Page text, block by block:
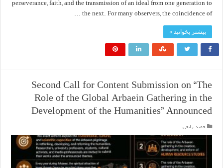
perseverance, faith, and the transmission of an ideal from one generation to
the next. For many observers, the coincidence of …
بیشتر بخوانید »
Second Call for Content Submission on “The
Role of the Global Arbaein Gathering in the
Development of the Humanities” Announced
حمید رابعی